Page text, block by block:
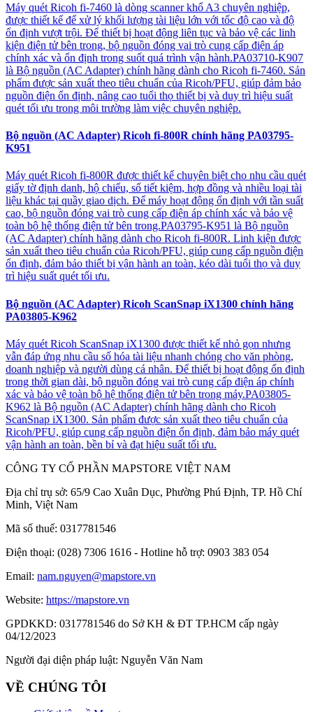
Máy quét Ricoh fi-7460 là dòng scanner khổ A3 chuyên nghiệp,
được thiết kế để xử lý khối lượng tài liệu lớn với tốc độ cao và độ
ổn định vượt trội. Để thiết bị hoạt động liên tục và bảo vệ các linh
kiện điện tử bên trong, bộ nguồn đóng vai trò cung cấp điện áp
chính xác và ổn định trong suốt quá trình vận hành.PA03710-K907
là Bộ nguồn (AC Adapter) chính hãng dành cho Ricoh fi-7460. Sản
phẩm được sản xuất theo tiêu chuẩn của Ricoh/PFU, giúp đảm bảo
nguồn điện ổn định, nâng cao tuổi thọ thiết bị và duy trì hiệu suất
quét tối ưu trong môi trường làm việc chuyên nghiệp.
Bộ nguồn (AC Adapter) Ricoh fi-800R chính hãng PA03795-
K951
Máy quét Ricoh fi-800R được thiết kế chuyên biệt cho nhu cầu quét
giấy tờ định danh, hộ chiếu, sổ tiết kiệm, hợp đồng và nhiều loại tài
liệu khác tại quầy giao dịch. Để máy hoạt động ổn định với tần suất
cao, bộ nguồn đóng vai trò cung cấp điện áp chính xác và bảo vệ
toàn bộ hệ thống điện tử bên trong.PA03795-K951 là Bộ nguồn
(AC Adapter) chính hãng dành cho Ricoh fi-800R. Linh kiện được
sản xuất theo tiêu chuẩn của Ricoh/PFU, giúp cung cấp nguồn điện
ổn định, đảm bảo thiết bị vận hành an toàn, kéo dài tuổi thọ và duy
trì hiệu suất quét tối ưu.
Bộ nguồn (AC Adapter) Ricoh ScanSnap iX1300 chính hãng
PA03805-K962
Máy quét Ricoh ScanSnap iX1300 được thiết kế nhỏ gọn nhưng
vẫn đáp ứng nhu cầu số hóa tài liệu nhanh chóng cho văn phòng,
doanh nghiệp và người dùng cá nhân. Để thiết bị hoạt động ổn định
trong thời gian dài, bộ nguồn đóng vai trò cung cấp điện áp chính
xác và bảo vệ toàn bộ hệ thống điện tử bên trong máy.PA03805-
K962 là Bộ nguồn (AC Adapter) chính hãng dành cho Ricoh
ScanSnap iX1300. Sản phẩm được sản xuất theo tiêu chuẩn của
Ricoh/PFU, giúp cung cấp nguồn điện ổn định, đảm bảo máy quét
vận hành an toàn, bền bỉ và đạt hiệu suất tối ưu.
CÔNG TY CỔ PHẦN MAPSTORE VIỆT NAM
Địa chỉ trụ sở: 65/9 Cao Xuân Dục, Phường Phú Định, TP. Hồ Chí
Minh, Việt Nam
Mã số thuế: 0317781546
Điện thoại: (028) 7306 1616 - Hotline hỗ trợ: 0903 383 054
Email: nam.nguyen@mapstore.vn
Website: https://mapstore.vn
GPDKKD: 0317781546 do Sở KH & ĐT TP.HCM cấp ngày
04/12/2023
Người đại diện pháp luật: Nguyễn Văn Nam
VỀ CHÚNG TÔI